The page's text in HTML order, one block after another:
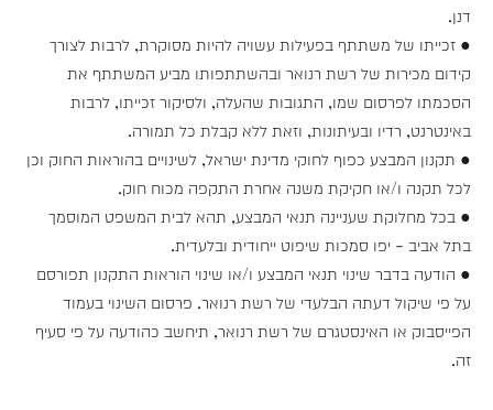
דנן.
● זכייתו של משתתף בפעילות עשויה להיות מסוקרת, לרבות לצורך
קידום מכירות של רשת רנואר ובהשתתפותו מביע המשתתף את
הסכמתו לפרסום שמו, התגובות שהעלה, ולסיקור זכייתו, לרבות
באינטרנט, רדיו ובעיתונות, וזאת ללא קבלת כל תמורה.
● תקנון המבצע כפוף לחוקי מדינת ישראל, לשינויים בהוראות החוק וכן
לכל תקנה ו/או חקיקת משנה אחרת התקפה מכוח חוק.
● בכל מחלוקת שעניינה תנאי המבצע, תהא לבית המשפט המוסמך
בתל אביב - יפו סמכות שיפוט ייחודית ובלעדית.
● הודעה בדבר שינוי תנאי המבצע ו/או שינוי הוראות התקנון תפורסם
על פי שיקול דעתה הבלעדי של רשת רנואר. פרסום השינוי בעמוד
הפייסבוק או האינסטגרם של רשת רנואר, תיחשב כהודעה על פי סעיף
זה.